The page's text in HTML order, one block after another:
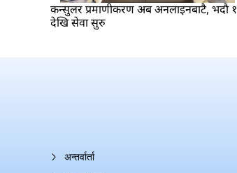
कन्सुलर प्रमाणीकरण अब अनलाइनबाटै, भदौ १
देखि सेवा सुरु
अन्तर्वार्ता